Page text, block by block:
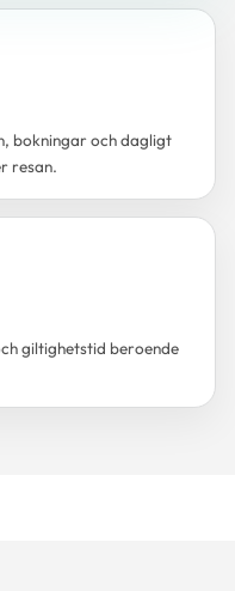
bokningar och dagligt
resan.
giltighetstid beroende